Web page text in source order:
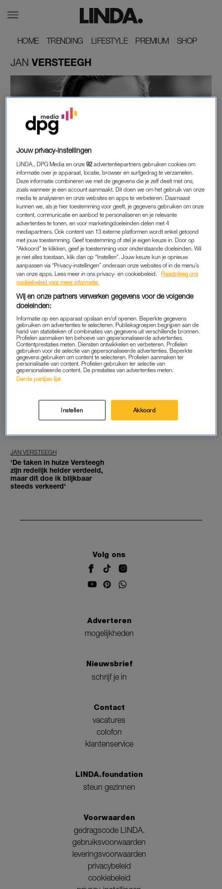
HOME
HOME TRENDING
TRENDING LIFESTYLE
LIFESTYLE PREMIUM
PREMIUM SHOP
SHOP
JAN VERSTEEGH
JAN VERSTEEGH
'IK ZOU WEL EVEN HET WOORD DOEN IN HET
ITALIAANS, MAAR HET LEVERDE VOORAL
GROOT VERMAAK OP BIJ MIJN VROUW'
JAN VERSTEEGH
'Omdat ik me behoorlijk
geneerde tussen vrijwel
alleen maar vrouwen, is het
bij één bezoek gebleven'
JAN VERSTEEGH
'Helaas is er iemand die de
verantwoordelijkheid niet
kan dragen, en die iemand
ben ik'
JAN VERSTEEGH
'Ik betrap mezelf op gekke
fouten die me doen beseffen
dat ik twee weken rust wel
kan gebruiken'
'Zoals zoveel mannen sterf
ik liever dan dat ik me iets
JAN VERSTEEGH
'Waar mijn dochter alleen
maar oog had voor haar
vriendinnen, liep ik met mijn
ziel onder mijn arm'
JAN VERSTEEGH
'Ik lette even niet op wat ik
in mijn digitale mandje
gooide en kocht er 3600'
'Er staan twee mannen in de
tuin, als ik ze moet
omschrijven kom ik uit bij de
'Mijn moeder is gevallen en
dat drukt me met de neus op
de feiten, ze wordt fragieler'
JAN VERSTEEGH
'De taken in huize Versteegh
zijn redelijk helder verdeeld,
maar dít doe ik blijkbaar
steeds verkeerd'
Volg ons
Adverteren
mogelijkheden
Nieuwsbrief
schrijf je in
Contact
vacatures
colofon
klantenservice
LINDA.foundation
steun gezinnen
Voorwaarden
gedragscode LINDA.
gebruiksvoorwaarden
leveringsvoorwaarden
privacybeleid
cookiebeleid
Jouw privacy-instellingen
LINDA., DPG Media en onze92 advertentiepartners gebruiken cookies om
informatie over je apparaat, locatie, browser en surfgedrag te verzamelen.
Deze informatie combineren we met de gegevens die je zelf deelt met ons,
zoals wanneer je een account aanmaakt. Dit doen we om het gebruik van onze
media te analyseren en onze websites en apps te verbeteren. Daarnaast
kunnen we, als je hier toestemming voor geeft, je gegevens gebruiken om onze
content, communicatie en aanbod te personaliseren en je relevante
advertenties te tonen, en voor marketingdoeleinden delen met 4
mediapartners. Ook content van 13 externe platformen wordt enkel getoond
met jouw toestemming. Geef toestemming of stel je eigen keuze in. Door op
"Akkoord" te klikken, geef je toestemming voor onderstaande doeleinden. Wil
je niet alles toestaan, klik dan op “Instellen”. Jouw keuze kun je opnieuw
aanpassen via “Privacy-instellingen” onderaan onze websites of in de menu’s
van onze apps. Lees meer in ons privacy- en cookiebeleid.
Raadpleeg ons
cookiebeleid voor meer informatie.
Wij en onze partners verwerken gegevens voor de volgende
doeleinden:
Informatie op een apparaat opslaan en/of openen. Beperkte gegevens
gebruiken om advertenties te selecteren. Publieksgroepen begrijpen aan de
hand van statistieken of combinaties van gegevens uit verschillende bronnen.
Profielen aanmaken ten behoeve van gepersonaliseerde advertenties.
Contentprestaties meten. Diensten ontwikkelen en verbeteren. Profielen
gebruiken voor de selectie van gepersonaliseerde advertenties. Beperkte
gegevens gebruiken om content te selecteren. Profielen aanmaken ter
personalisatie van content. Profielen gebruiken ter selectie van
gepersonaliseerde content. De prestaties van advertenties meten.
Derde partijen lijst
Instellen Akkoord